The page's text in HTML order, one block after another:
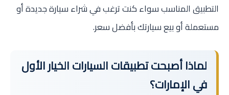
التطبيق المناسب سواء كنت ترغب في شراء سيارة جديدة أو
مستعملة أو بيع سيارتك بأفضل سعر.
لماذا أصبحت تطبيقات السيارات الخيار الأول
في الإمارات؟